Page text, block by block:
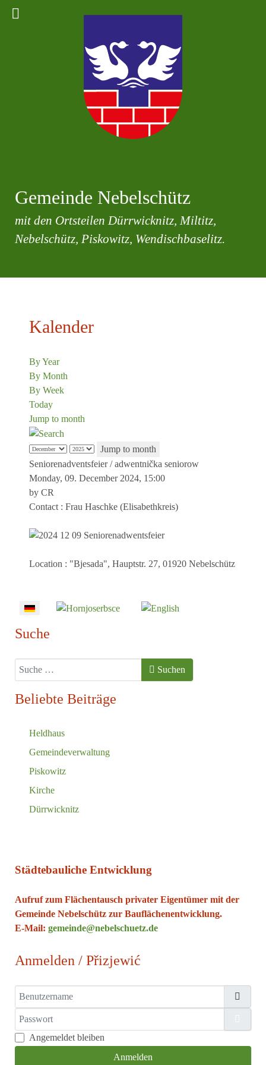
Gemeinde Nebelschütz
mit den Ortsteilen Dürrwicknitz, Miltitz,
Nebelschütz, Piskowitz, Wendischbaselitz.
Kalender
By Year
By Month
By Week
Today
Jump to month
Jump to month
Seniorenadventsfeier / adwentnička seniorow
Monday, 09. December 2024, 15:00
by CR
Contact : Frau Haschke (Elisabethkreis)
Location : "Bjesada", Hauptstr. 27, 01920 Nebelschütz
Sprache auswählen
Suche
Suchen Suchen
Beliebte Beiträge
Heldhaus
Gemeindeverwaltung
Piskowitz
Kirche
Dürrwicknitz
Städtebauliche Entwicklung
Aufruf zum Flächentausch privater Eigentümer mit der
Gemeinde Nebelschütz zur Bauflächenentwicklung.
E-Mail: gemeinde@nebelschuetz.de
Anmelden / Přizjewić
Benutzername
Passwort
Angemeldet bleiben
Anmelden